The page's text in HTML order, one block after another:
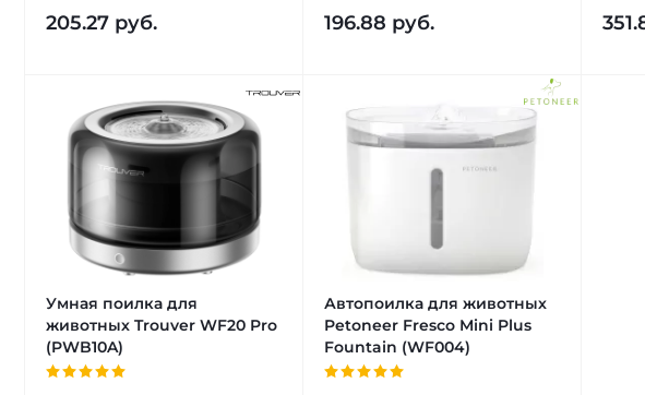
205.27 руб. 196.88 руб.
Умная поилка для
животных Trouver WF20 Pro
(PWB10A)
Автопоилка для животных
Petoneer Fresco Mini Plus
Fountain (WF004)